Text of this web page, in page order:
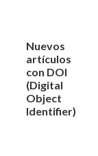
Nuevos
artículos
con DOI
(Digital
Object
Identifier)